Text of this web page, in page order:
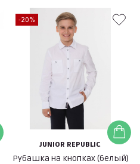
-20%
JUNIOR REPUBLIC
Рубашка на кнопках (белый)